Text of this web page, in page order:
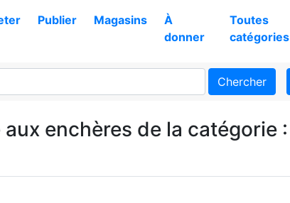
Publier Magasins
À
donner
Toutes
catégories
Chercher
enchères de la catégorie :